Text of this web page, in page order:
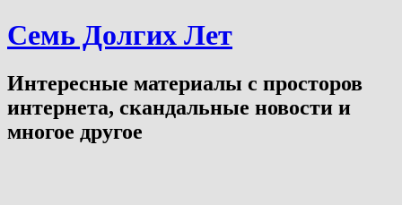
Семь Долгих Лет
Интересные материалы с просторов
интернета, скандальные новости и
многое другое